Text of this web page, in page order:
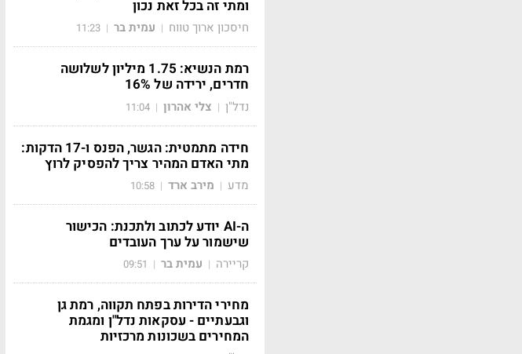
ומתי זה בכל זאת נכון
חיסכון ארוך טווח | עמית בר |
11:23
רמת הנשיא: 1.75 מיליון לשלושה
חדרים, ירידה של 16%
נדל"ן | צלי אהרון |
11:04
חידה מתמטית: הגשר, הפנס ו-17 הדקות:
מתי האדם המהיר צריך להפסיק לרוץ
מדע | מירב ארד |
10:58
ה-AI יודע לכתוב ולתכנת: הכישור
שישמור על ערך העובדים
קריירה | עמית בר |
09:51
מחירי הדירות בפתח תקווה, רמת גן
וגבעתיים - עסקאות נדל"ן ומגמת
המחירים בשכונות מרכזיות